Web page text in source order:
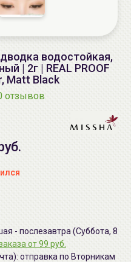
водостойкая,
| 2г | REAL PROOF
Matt Black
отзывов
- послезавтра (Суббота, 8
от 99 руб.
отправка по Вторникам